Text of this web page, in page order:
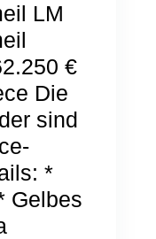
LM
€
Die
sind
*
Gelbes